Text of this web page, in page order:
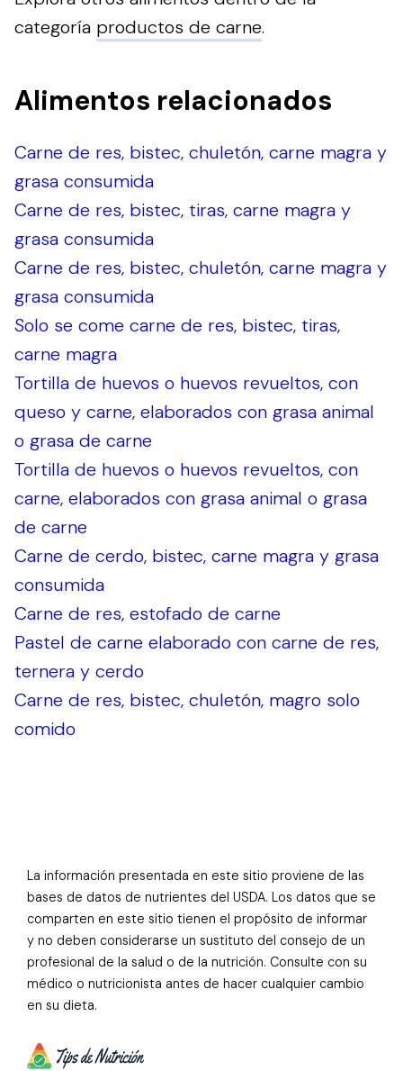
categoría productos de carne.
Alimentos relacionados
Carne de res, bistec, chuletón, carne magra y
grasa consumida
Carne de res, bistec, tiras, carne magra y
grasa consumida
Carne de res, bistec, chuletón, carne magra y
grasa consumida
Solo se come carne de res, bistec, tiras,
carne magra
Tortilla de huevos o huevos revueltos, con
queso y carne, elaborados con grasa animal
o grasa de carne
Tortilla de huevos o huevos revueltos, con
carne, elaborados con grasa animal o grasa
de carne
Carne de cerdo, bistec, carne magra y grasa
consumida
Carne de res, estofado de carne
Pastel de carne elaborado con carne de res,
ternera y cerdo
Carne de res, bistec, chuletón, magro solo
comido
La información presentada en este sitio proviene de las
bases de datos de nutrientes del USDA. Los datos que se
comparten en este sitio tienen el propósito de informar
y no deben considerarse un sustituto del consejo de un
profesional de la salud o de la nutrición. Consulte con su
médico o nutricionista antes de hacer cualquier cambio
en su dieta.